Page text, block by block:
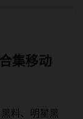
集移动
料、明星黑